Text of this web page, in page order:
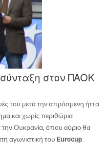
στον ΠΑΟΚ
του μετά την απρόσμενη ήττα
και χωρίς περιθώρια
την Ουκρανία, όπου αύριο θα
αγωνιστική του Eurocup.